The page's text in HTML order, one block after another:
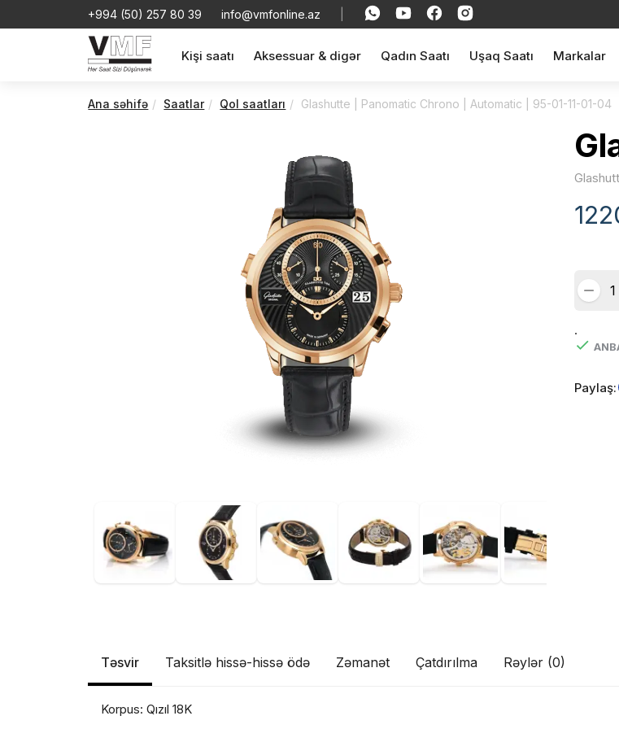
+994 (50) 257 80 39 info@vmfonline.az
Kişi saatı Aksessuar & digər Qadın Saatı Uşaq Saatı Markalar
Ana səhifə Saatlar Qol saatları Glashutte | Panomatic Chrono | Automatic | 95-01-11-01-04
.
Paylaş:
Təsvir Taksitlə hissə-hissə ödə Zəmanət Çatdırılma Rəylər (0)
Korpus: Qızıl 18K